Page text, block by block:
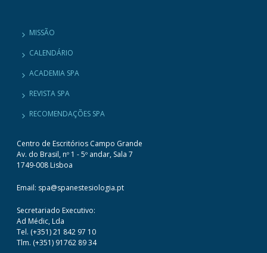
MISSÃO
CALENDÁRIO
ACADEMIA SPA
REVISTA SPA
RECOMENDAÇÕES SPA
Centro de Escritórios Campo Grande
Av. do Brasil, nº 1 - 5º andar, Sala 7
1749-008 Lisboa
Email: spa@spanestesiologia.pt
Secretariado Executivo:
Ad Médic, Lda
Tel. (+351) 21 842 97 10
Tlm. (+351) 91762 89 34